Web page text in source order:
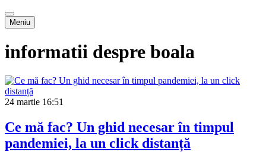
Meniu
informatii despre boala
24 martie 16:51
Ce mă fac? Un ghid necesar în timpul
pandemiei, la un click distanță